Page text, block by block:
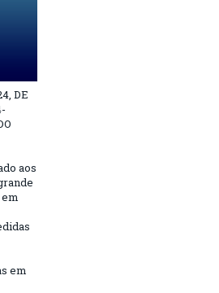
DE
aos
em